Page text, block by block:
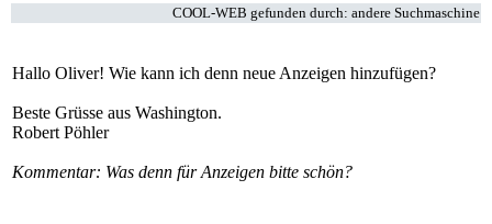
COOL-WEB gefunden durch: andere Suchmaschine
Hallo Oliver! Wie kann ich denn neue Anzeigen hinzufügen?
Beste Grüsse aus Washington.
Robert Pöhler
Kommentar: Was denn für Anzeigen bitte schön?